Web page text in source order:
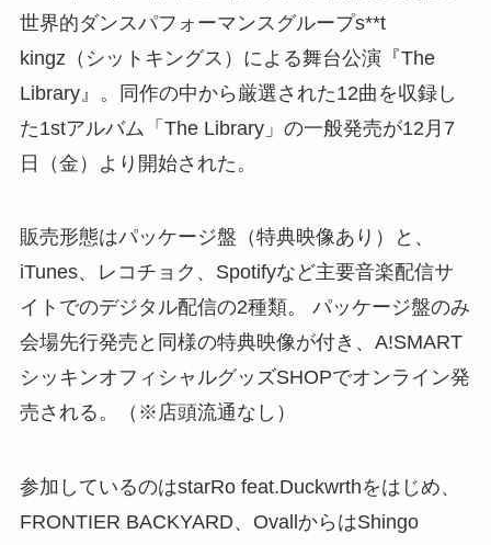
世界的ダンスパフォーマンスグループs**t
kingz（シットキングス）による舞台公演『The
Library』。同作の中から厳選された12曲を収録し
た1stアルバム「The Library」の一般発売が12月7
日（金）より開始された。
販売形態はパッケージ盤（特典映像あり）と、
iTunes、レコチョク、Spotifyなど主要音楽配信サ
イトでのデジタル配信の2種類。 パッケージ盤のみ
会場先行発売と同様の特典映像が付き、A!SMART
シッキンオフィシャルグッズSHOPでオンライン発
売される。（※店頭流通なし）
参加しているのはstarRo feat.Duckwrthをはじめ、
FRONTIER BACKYARD、OvallからはShingo